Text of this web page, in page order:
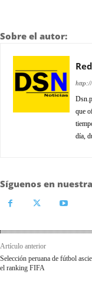
Sobre el autor:
que
día,
Síguenos en
Artículo anterior
Selección peruana de fútbol
el ranking FIFA